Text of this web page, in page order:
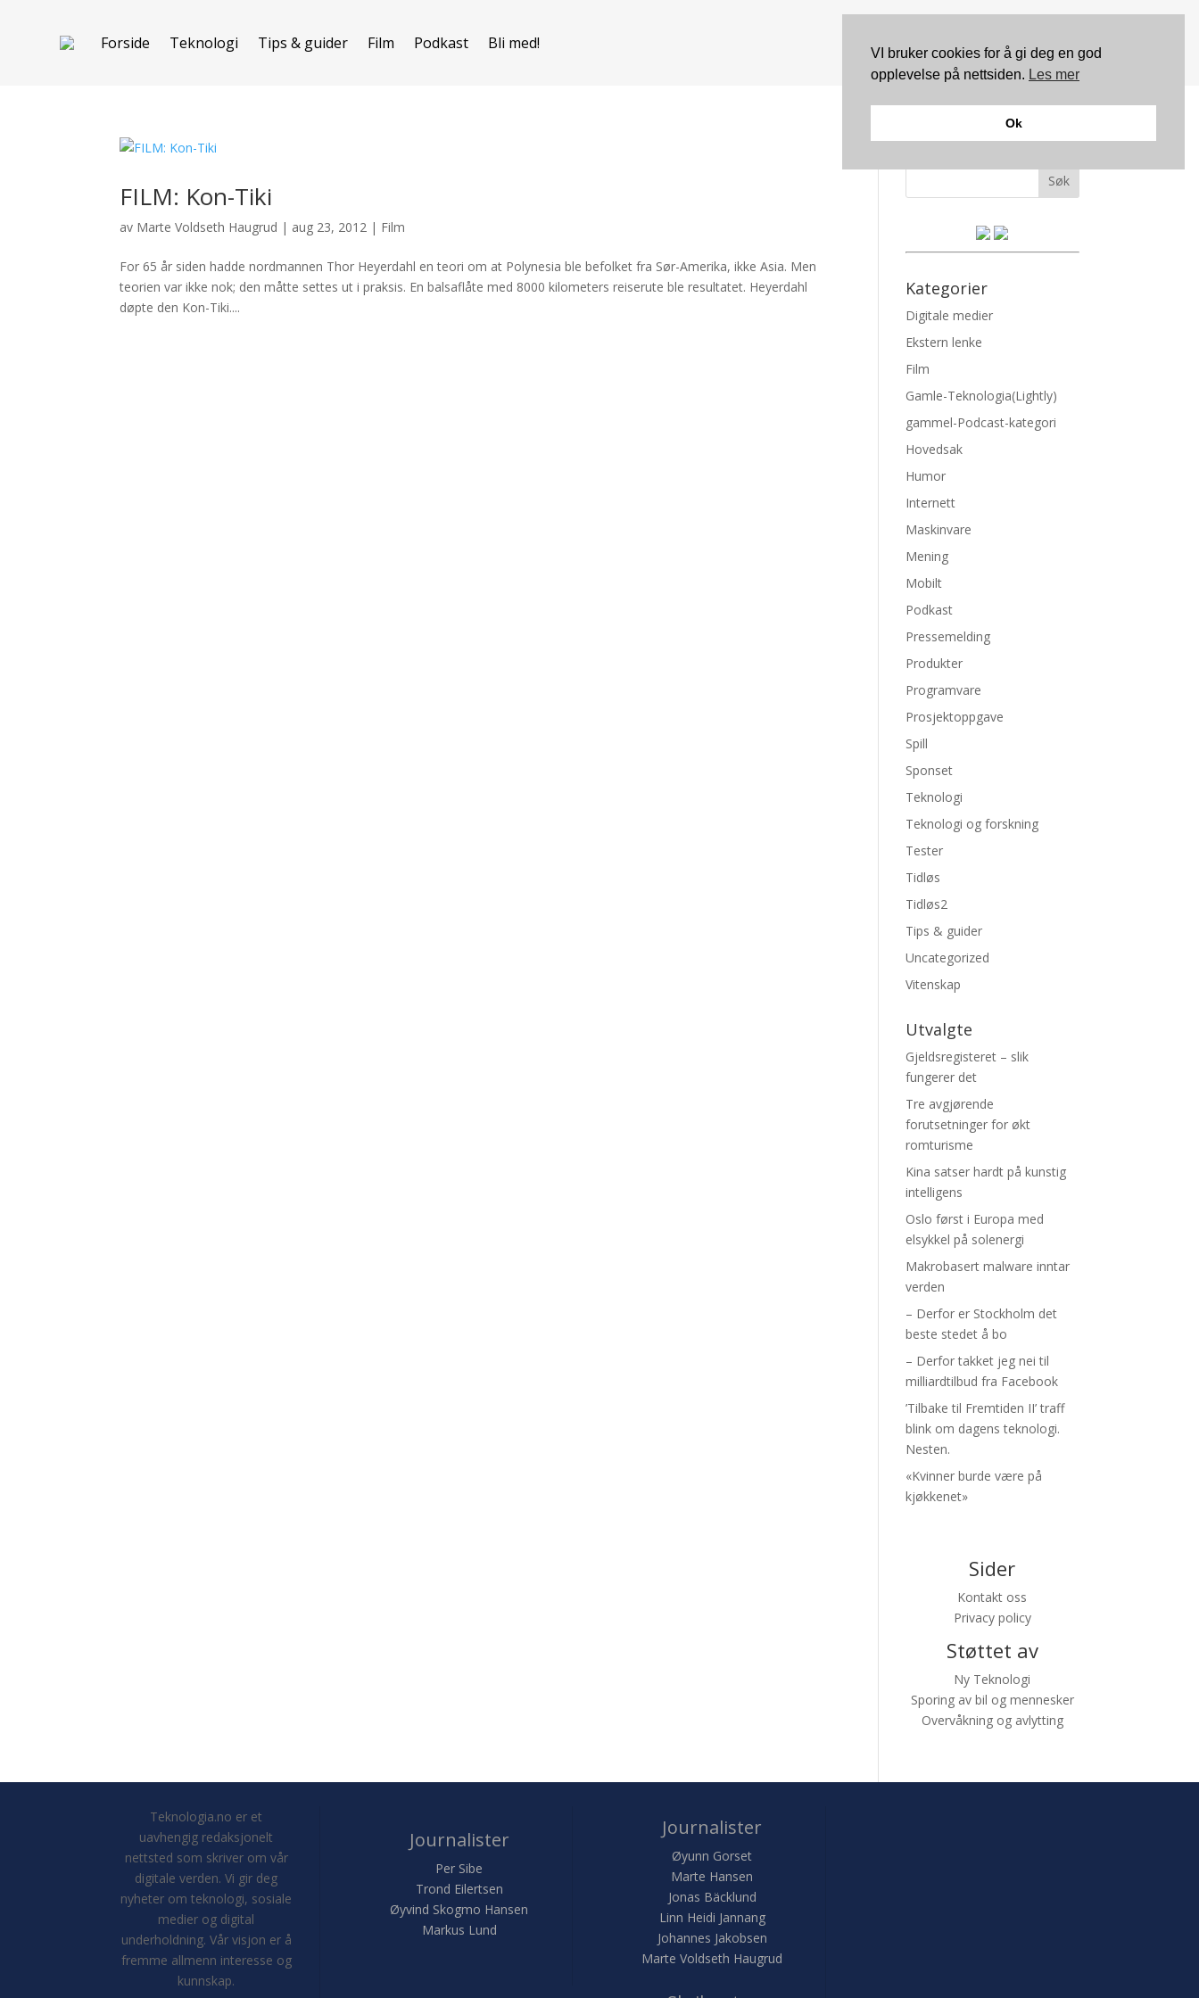
Forside Teknologi Tips & guider Film Podkast Bli med!
FILM: Kon-Tiki
av Marte Voldseth Haugrud | aug 23, 2012 | Film
For 65 år siden hadde nordmannen Thor Heyerdahl en teori om at Polynesia ble befolket fra Sør-Amerika, ikke Asia. Men
teorien var ikke nok; den måtte settes ut i praksis. En balsaflåte med 8000 kilometers reiserute ble resultatet. Heyerdahl
døpte den Kon-Tiki....
Søk
Kategorier
Digitale medier
Ekstern lenke
Film
Gamle-Teknologia(Lightly)
gammel-Podcast-kategori
Hovedsak
Humor
Internett
Maskinvare
Mening
Mobilt
Podkast
Pressemelding
Produkter
Programvare
Prosjektoppgave
Spill
Sponset
Teknologi
Teknologi og forskning
Tester
Tidløs
Tidløs2
Tips & guider
Uncategorized
Vitenskap
Utvalgte
Gjeldsregisteret – slik
fungerer det
Tre avgjørende
forutsetninger for økt
romturisme
Kina satser hardt på kunstig
intelligens
Oslo først i Europa med
elsykkel på solenergi
Makrobasert malware inntar
verden
– Derfor er Stockholm det
beste stedet å bo
– Derfor takket jeg nei til
milliardtilbud fra Facebook
’Tilbake til Fremtiden II’ traff
blink om dagens teknologi.
Nesten.
«Kvinner burde være på
kjøkkenet»
Sider
Kontakt oss
Privacy policy
Støttet av
Ny Teknologi
Sporing av bil og mennesker
Overvåkning og avlytting
Teknologia.no er et
uavhengig redaksjonelt
nettsted som skriver om vår
digitale verden. Vi gir deg
nyheter om teknologi, sosiale
medier og digital
underholdning. Vår visjon er å
fremme allmenn interesse og
kunnskap.
Journalister
Per Sibe
Trond Eilertsen
Øyvind Skogmo Hansen
Markus Lund
Journalister
Øyunn Gorset
Marte Hansen
Jonas Bäcklund
Linn Heidi Jannang
Johannes Jakobsen
Marte Voldseth Haugrud
VI bruker cookies for å gi deg en god
opplevelse på nettsiden. Les mer
Ok